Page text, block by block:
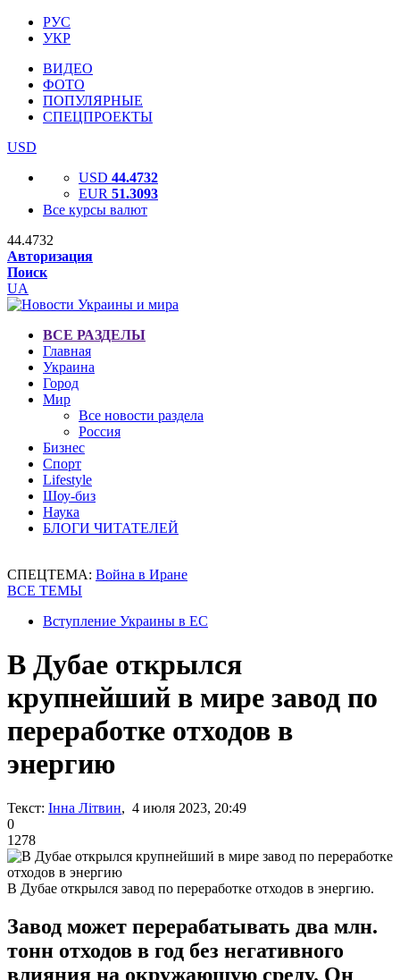
РУС
УКР
ВИДЕО
ФОТО
ПОПУЛЯРНЫЕ
СПЕЦПРОЕКТЫ
USD
USD 44.4732
EUR 51.3093
Все курсы валют
44.4732
Авторизация
Поиск
UA
ВСЕ РАЗДЕЛЫ
Главная
Украина
Город
Мир
Все новости раздела
Россия
Бизнес
Спорт
Lifestyle
Шоу-биз
Наука
БЛОГИ ЧИТАТЕЛЕЙ
СПЕЦТЕМА: Война в Иране
ВСЕ ТЕМЫ
Вступление Украины в ЕС
В Дубае открылся
крупнейший в мире завод по
переработке отходов в
энергию
Текст: Інна Літвин, 4 июля 2023, 20:49
0
1278
В Дубае открылся завод по переработке отходов в энергию.
Завод может перерабатывать два млн.
тонн отходов в год без негативного
влияния на окружающую среду. Он